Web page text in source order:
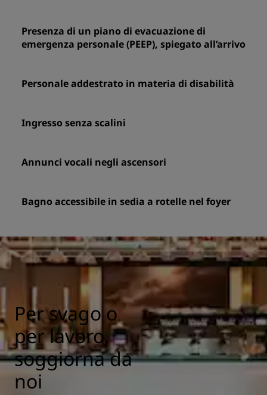
Presenza di un piano di evacuazione di
emergenza personale (PEEP), spiegato all’arrivo
Personale addestrato in materia di disabilità
Ingresso senza scalini
Annunci vocali negli ascensori
Bagno accessibile in sedia a rotelle nel foyer
Per svago o
per lavoro,
soggiorna da
noi